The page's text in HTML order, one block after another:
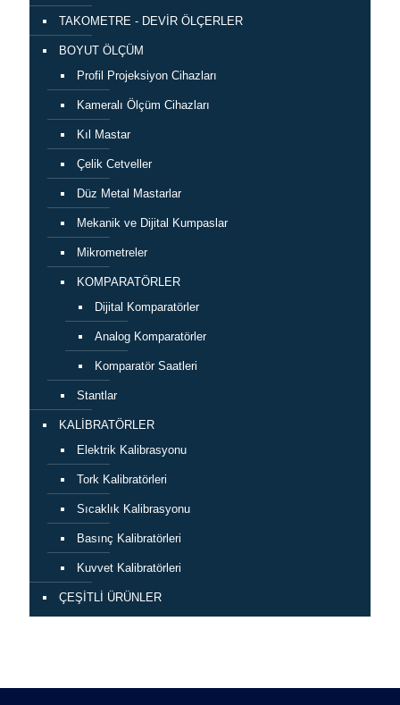
TAKOMETRE - DEVİR ÖLÇERLER
BOYUT ÖLÇÜM
Profil Projeksiyon Cihazları
Kameralı Ölçüm Cihazları
Kıl Mastar
Çelik Cetveller
Düz Metal Mastarlar
Mekanik ve Dijital Kumpaslar
Mikrometreler
KOMPARATÖRLER
Dijital Komparatörler
Analog Komparatörler
Komparatör Saatleri
Stantlar
KALİBRATÖRLER
Elektrik Kalibrasyonu
Tork Kalibratörleri
Sıcaklık Kalibrasyonu
Basınç Kalibratörleri
Kuvvet Kalibratörleri
ÇEŞİTLİ ÜRÜNLER